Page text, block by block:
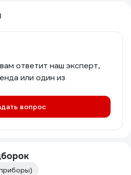
ответит наш эксперт,
или один из
вопрос